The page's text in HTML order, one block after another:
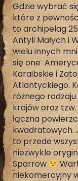
Gdzie wybrać
które z
to archipelag
Antyli Małych i
wielu innych
się one
Karaibskie i
Atlantyckiego.
różnego
krajów oraz
łączna
kwadratowych.
to przede
niezwykle
Sparrow
niekomercyjny